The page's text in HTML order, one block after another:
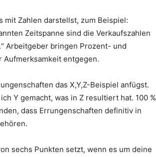
mit Zahlen darstellst, zum Beispiel:
Zeitspanne sind die Verkaufszahlen
Arbeitgeber bringen Prozent- und
Aufmerksamkeit entgegen.
das X,Y,Z-Beispiel anfügst.
Y gemacht, was in Z resultiert hat. 100 %
dass Errungenschaften definitiv in
sechs Punkten setzt, wenn es um deine